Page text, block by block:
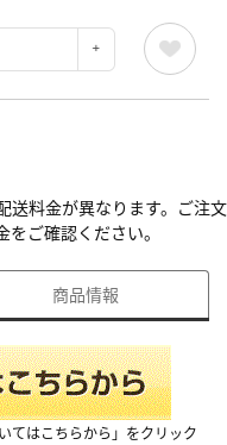
送料金が異なります。ご注文
ご確認ください。
商品情報
てはこちらから」をクリック